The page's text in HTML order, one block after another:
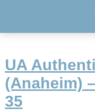
UA
(Anaheim)
35